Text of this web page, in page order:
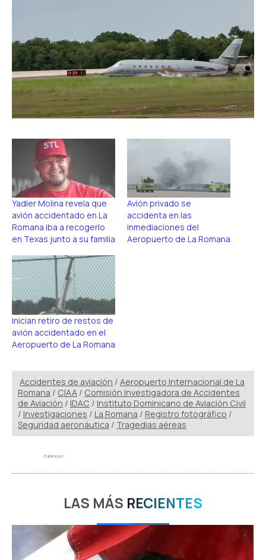
Yadier Molina revela que
avión accidentado en La
Romana iba a recogerlo
en Texas junto a su familia
Avión privado se
accidenta en las
inmediaciones del
Aeropuerto de La Romana
Inician retiro de restos de
avión accidentado en el
Aeropuerto de La Romana
Accidentes de aviación / Aeropuerto Internacional de La
Romana / CIAA / Comisión Investigadora de Accidentes
de Aviación / IDAC / Instituto Dominicano de Aviación Civil
/ Investigaciones / La Romana / Registro fotográfico /
Seguridad aeronáutica / Tragedias aéreas
Publicidad
LAS MÁS RECIENTES